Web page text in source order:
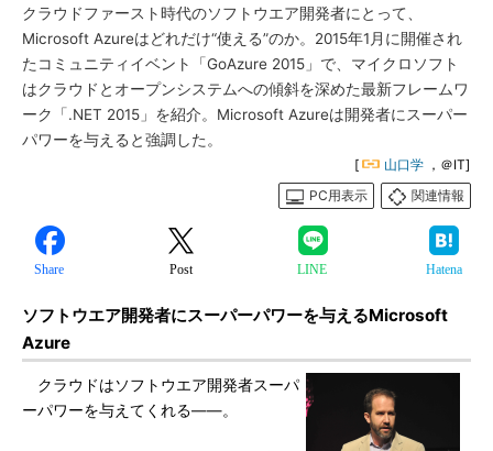
クラウドファースト時代のソフトウエア開発者にとって、
Microsoft Azureはどれだけ“使える”のか。2015年1月に開催され
たコミュニティイベント「GoAzure 2015」で、マイクロソフト
はクラウドとオープンシステムへの傾斜を深めた最新フレームワ
ーク「.NET 2015」を紹介。Microsoft Azureは開発者にスーパー
パワーを与えると強調した。
[ 山口学 ，＠IT]
PC用表示
関連情報
Share Post LINE Hatena
ソフトウエア開発者にスーパーパワーを与えるMicrosoft
Azure
クラウドはソフトウエア開発者スーパ
ーパワーを与えてくれる――。